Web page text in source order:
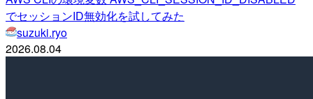
でセッションID無効化を試してみた
suzuki.ryo
2026.08.04